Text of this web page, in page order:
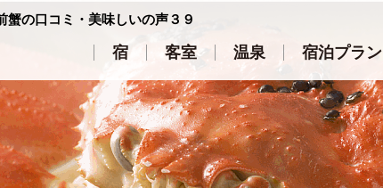
蟹の口コミ・美味しいの声３９
宿 客室 温泉 宿泊プラン